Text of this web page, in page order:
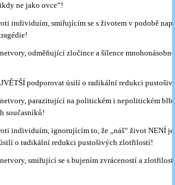
ne jako ovce“!
individuím, smiřujícím se s životem v podobě
odměňující zločince a šílence
podporovat úsilí o radikální redukci
netvory, parazitující na politickém i nepolitickém
současníků!
individuím, ignorujícím to, že „náš“ život NENÍ
o radikální redukci pustošivých zlotřilostí!
smiřující se s bujením zvráceností a